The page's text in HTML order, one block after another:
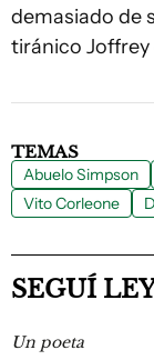
demasiado de
tiránico Joffrey
TEMAS
Abuelo Simpson
Vito Corleone
SEGUÍ
Un poeta